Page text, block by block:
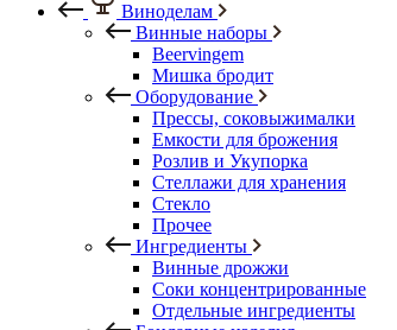
Виноделам
Винные наборы
Beervingem
Мишка бродит
Оборудование
Прессы, соковыжималки
Емкости для брожения
Розлив и Укупорка
Стеллажи для хранения
Стекло
Прочее
Ингредиенты
Винные дрожжи
Соки концентрированные
Отдельные ингредиенты